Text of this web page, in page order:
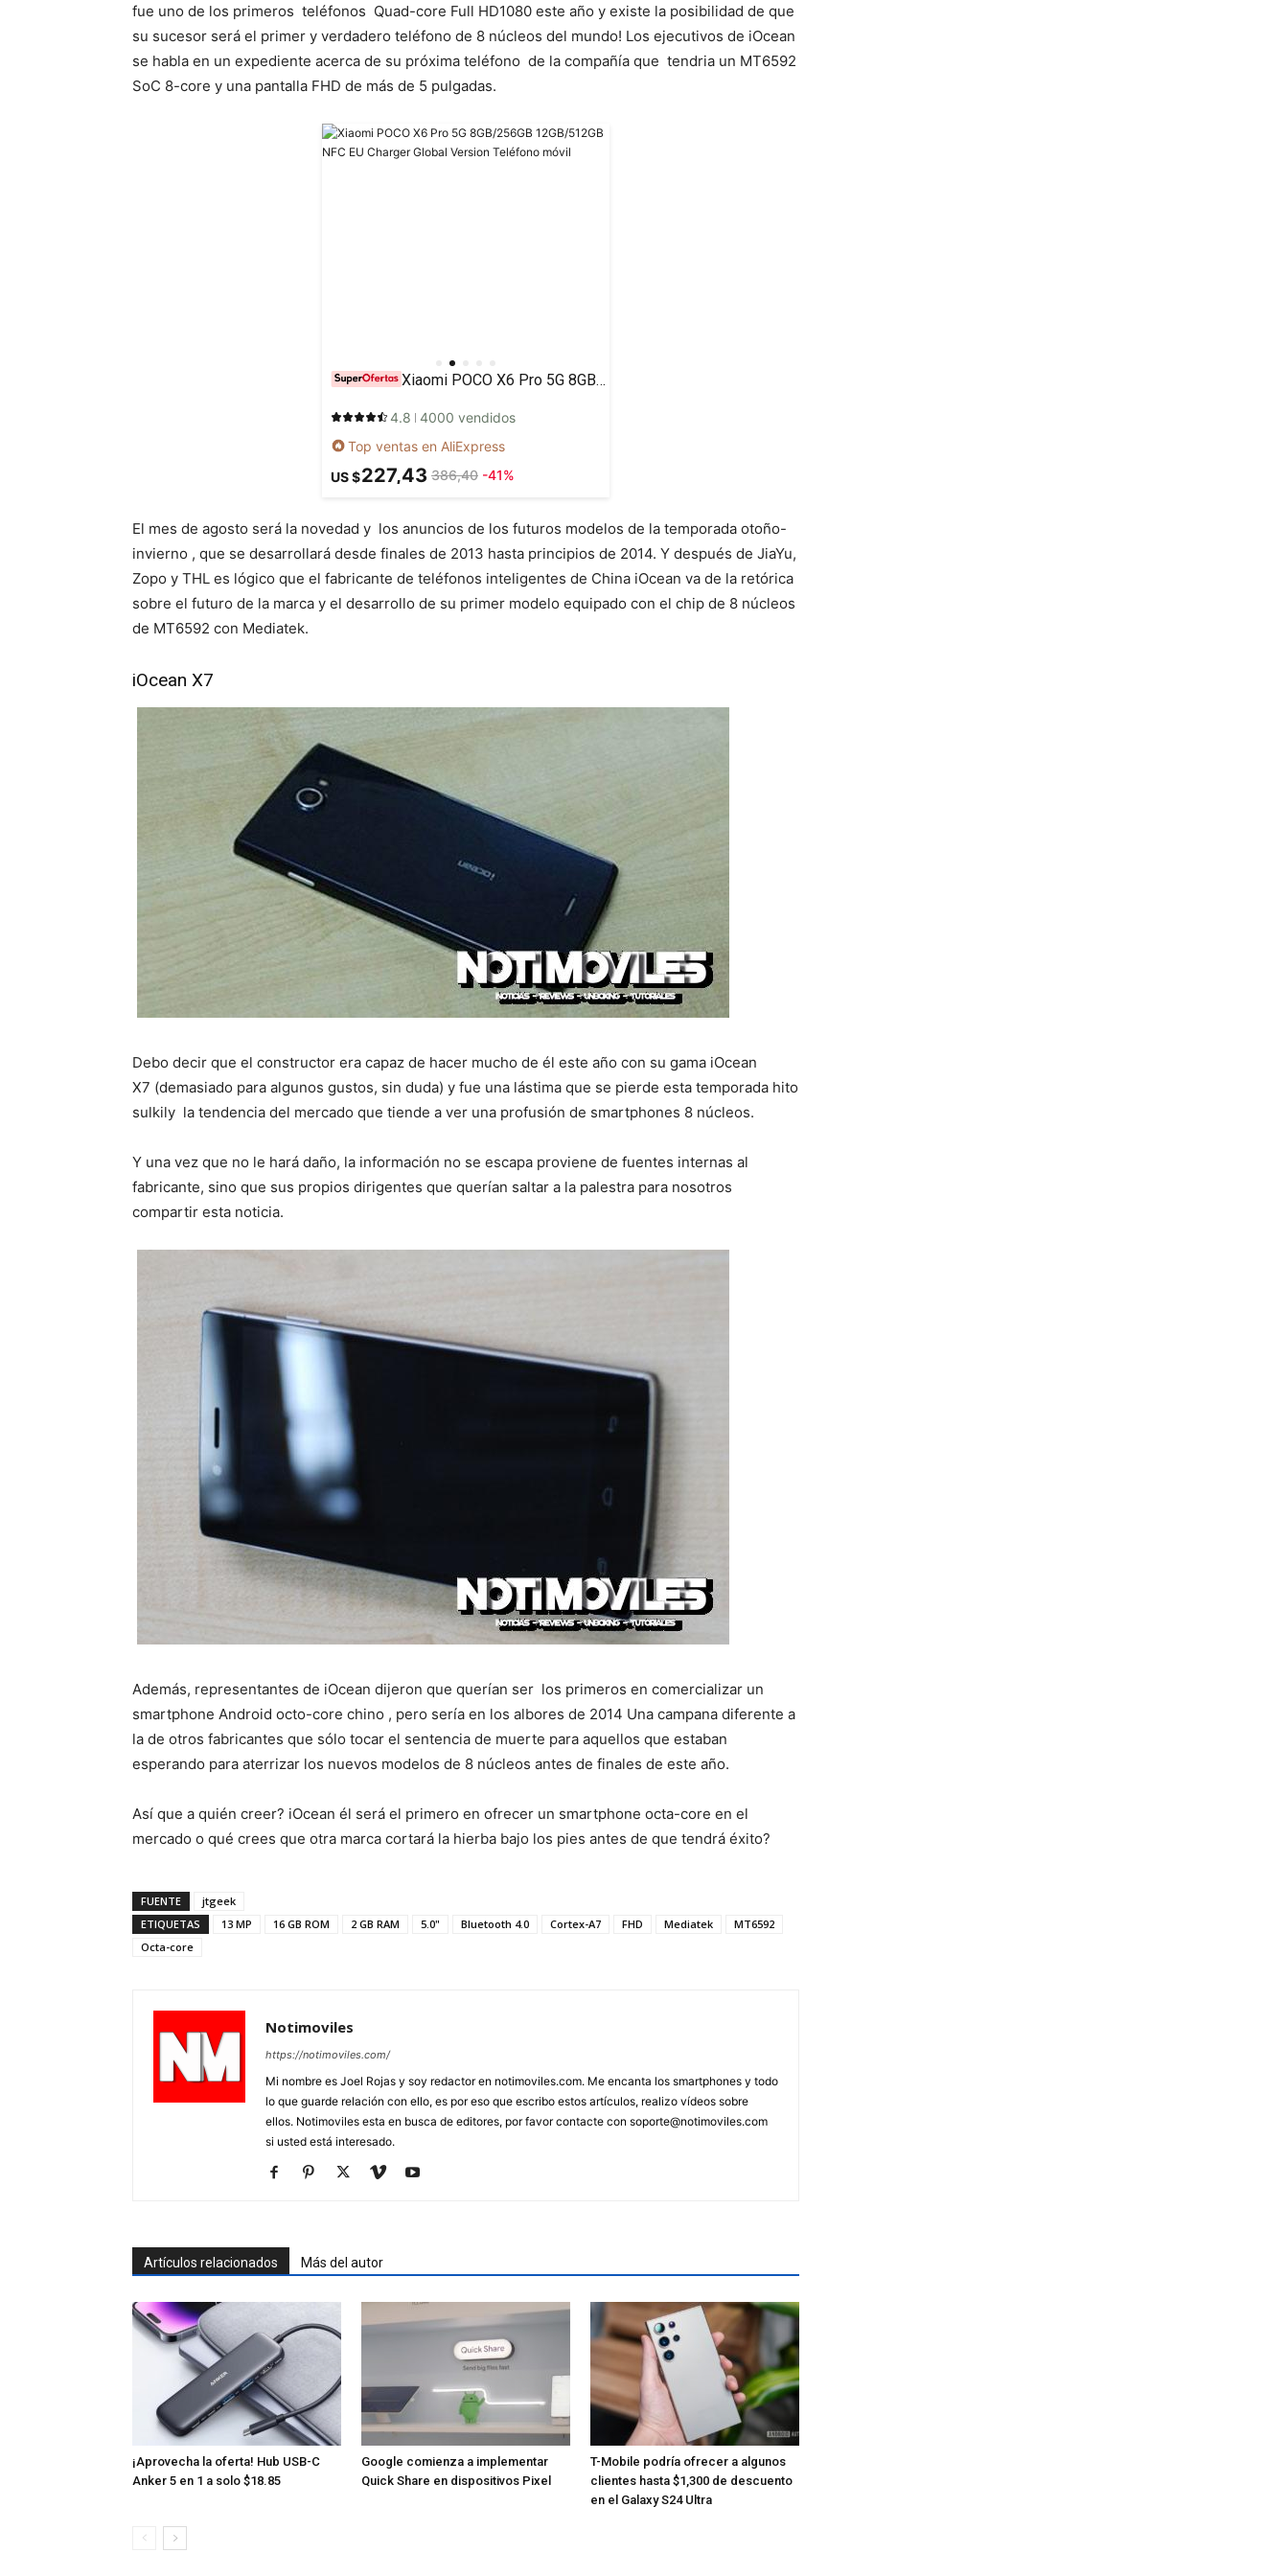
fue uno de los primeros teléfonos Quad-core Full HD1080 este año y existe la posibilidad de que
su sucesor será el primer y verdadero teléfono de 8 núcleos del mundo! Los ejecutivos de iOcean
se habla en un expediente acerca de su próxima teléfono de la compañía que tendria un MT6592
SoC 8-core y una pantalla FHD de más de 5 pulgadas.
Xiaomi POCO X6 Pro 5G 8GB/256GB 12GB/512GB NFC EU Charger Global Version Teléfono móvil
4.8 4000 vendidos
Top ventas en AliExpress
US $227,43 386,40 -41%
El mes de agosto será la novedad y los anuncios de los futuros modelos de la temporada otoño-
invierno , que se desarrollará desde finales de 2013 hasta principios de 2014. Y después de JiaYu,
Zopo y THL es lógico que el fabricante de teléfonos inteligentes de China iOcean va de la retórica
sobre el futuro de la marca y el desarrollo de su primer modelo equipado con el chip de 8 núcleos
de MT6592 con Mediatek.
iOcean X7
Debo decir que el constructor era capaz de hacer mucho de él este año con su gama iOcean
X7 (demasiado para algunos gustos, sin duda) y fue una lástima que se pierde esta temporada hito
sulkily la tendencia del mercado que tiende a ver una profusión de smartphones 8 núcleos.
Y una vez que no le hará daño, la información no se escapa proviene de fuentes internas al
fabricante, sino que sus propios dirigentes que querían saltar a la palestra para nosotros
compartir esta noticia.
Además, representantes de iOcean dijeron que querían ser los primeros en comercializar un
smartphone Android octo-core chino , pero sería en los albores de 2014 Una campana diferente a
la de otros fabricantes que sólo tocar el sentencia de muerte para aquellos que estaban
esperando para aterrizar los nuevos modelos de 8 núcleos antes de finales de este año.
Así que a quién creer? iOcean él será el primero en ofrecer un smartphone octa-core en el
mercado o qué crees que otra marca cortará la hierba bajo los pies antes de que tendrá éxito?
FUENTE
jtgeek
ETIQUETAS
13 MP 16 GB ROM 2 GB RAM 5.0" Bluetooth 4.0 Cortex-A7 FHD Mediatek
MT6592
Octa-core
Notimoviles
https://notimoviles.com/
Mi nombre es Joel Rojas y soy redactor en notimoviles.com. Me encanta los smartphones y todo
lo que guarde relación con ello, es por eso que escribo estos artículos, realizo vídeos sobre
ellos. Notimoviles esta en busca de editores, por favor contacte con soporte@notimoviles.com
si usted está interesado.
Artículos relacionados Más del autor
¡Aprovecha la oferta! Hub USB-C
Anker 5 en 1 a solo $18.85
Google comienza a implementar
Quick Share en dispositivos Pixel
T-Mobile podría ofrecer a algunos
clientes hasta $1,300 de descuento
en el Galaxy S24 Ultra